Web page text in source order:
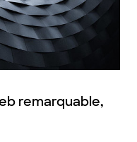
remarquable,